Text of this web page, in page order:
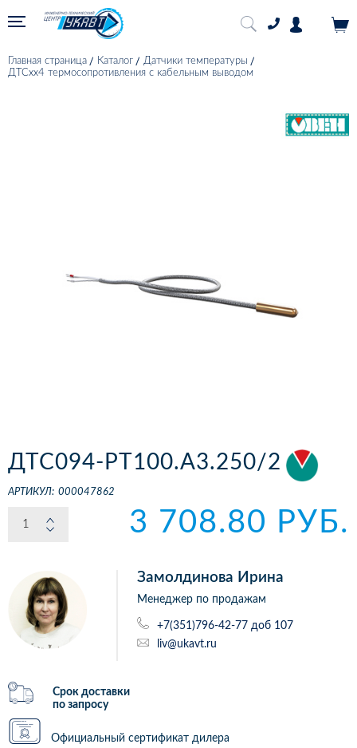
Главная страница Каталог
Датчики температуры
ДТСхх4 термосопротивления с кабельным выводом
ДТС094-РТ100.А3.250/2
АРТИКУЛ: 000047862
3 708.80 РУБ.
Замолдинова Ирина
Менеджер по продажам
+7(351)796-42-77 доб 107
liv@ukavt.ru
Срок доставки
по запросу
Официальный сертификат дилера